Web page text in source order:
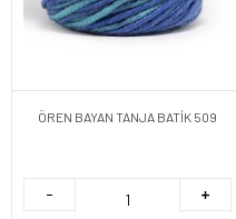
ÖREN BAYAN TANJA BATİK 509